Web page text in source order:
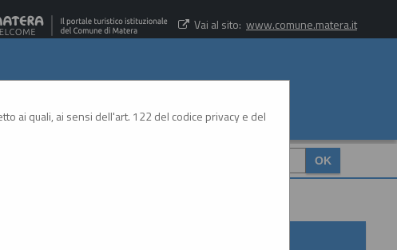
Vai al sito: www.comune.matera.it
ai quali, ai sensi dell'art. 122 del codice privacy e del